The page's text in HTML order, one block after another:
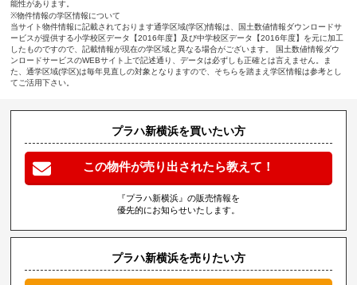
能性があります。
※物件情報の学区情報について
当サイト物件情報に記載されております通学区域(学区)情報は、国土数値情報ダウンロードサ
ービスが提供する小学校区データ【2016年度】及び中学校区データ【2016年度】を元に加工
したものですので、記載情報が現在の学区域と異なる場合がございます。 国土数値情報ダウ
ンロードサービスのWEBサイト上で記述通り、データは必ずしも正確とは言えません。ま
た、通学区域(学区)は毎年見直しの対象となりますので、そちらを踏まえ学区情報は参考とし
てご活用下さい。
プラハ新横浜を買いたい方
この物件が売り出されたら教えて！
『プラハ新横浜』の販売情報を
優先的にお知らせいたします。
プラハ新横浜を売りたい方